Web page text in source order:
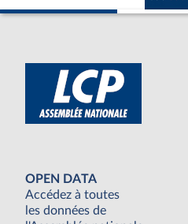
OPEN DATA
Accédez à toutes
les données de